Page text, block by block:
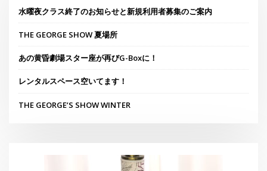
水曜夜クラス終了のお知らせと新規利用者募集のご案内
THE GEORGE SHOW 夏場所
あの黄昏劇場スター座が再びG-Boxに！
レンタルスペース空いてます！
THE GEORGE’S SHOW WINTER